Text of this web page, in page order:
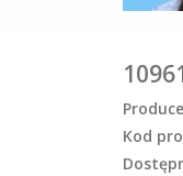
Kod